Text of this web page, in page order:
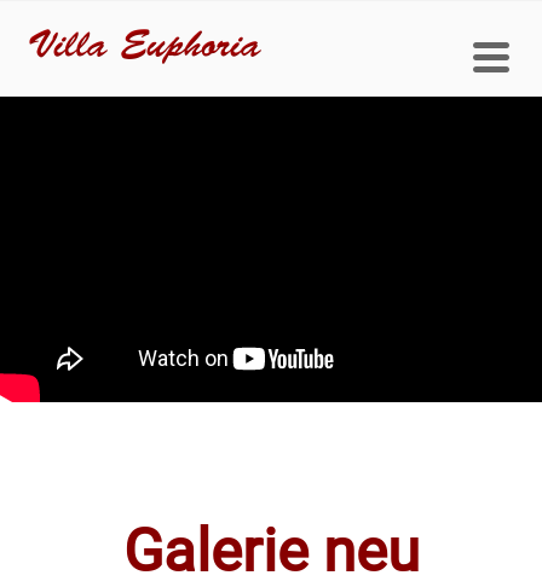
Galerie neu